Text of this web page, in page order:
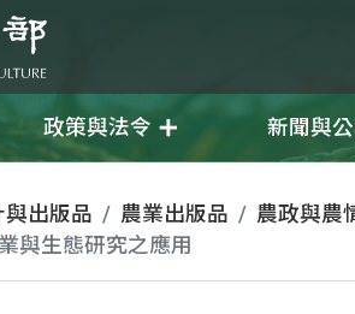
政策與法令 新聞與
與出版品 農業出版品 農政與農
與生態研究之應用